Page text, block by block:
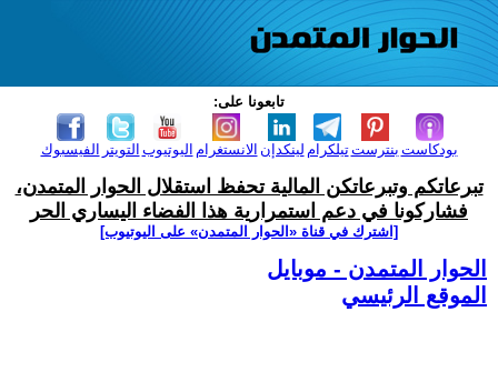
تابعونا على:
الفيسبوك التويتر اليوتيوب الانستغرام لينكدإن تيلكرامبنترست بودكاست
تبرعاتكم وتبرعاتكن المالية تحفظ استقلال الحوار المتمدن،
فشاركونا في دعم استمرارية هذا الفضاء اليساري الحر
[اشترك في قناة ‫«الحوار المتمدن» على اليوتيوب]
الحوار المتمدن - موبايل
الموقع الرئيسي